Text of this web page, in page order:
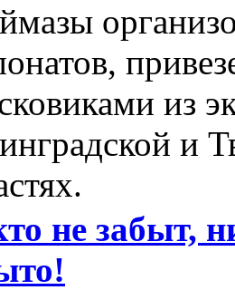
из
и
не забыт,